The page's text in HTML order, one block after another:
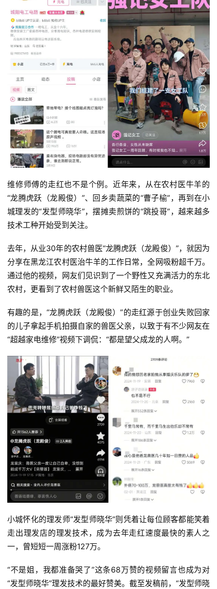
维修师傅的走红也不是个例。近年来，从在农村医牛羊的
“龙腾虎跃（龙殿俊）”、回乡卖蔬菜的“曹子榆”，再到在小
城理发的“发型师晓华”，摆摊卖煎饼的“跳投哥”，越来越多
技术工种开始受到关注。
去年，从业30年的农村兽医“龙腾虎跃（龙殿俊）”，就因为
分享在黑龙江农村医治牛羊的工作日常，全网吸粉超千万。
通过他的视频，网友们见识到了一个野性又充满活力的东北
农村，更看到了农村兽医这个新鲜又陌生的职业。
有趣的是，“龙腾虎跃（龙殿俊）”的走红源于创业失败回家
的儿子拿起手机拍摄自家的兽医父亲，以致于有不少网友在
“超越家电维修”视频下调侃：“都是望父成龙的人啊。”
小城怀化的理发师“发型师晓华”则凭着让每位顾客都能笑着
走出理发店的理发技术，成为去年走红速度最快的素人之
一，曾短短一周涨粉127万。
“不是姐，我都准备哭了”这条68万赞的视频留言也成为对
“发型师晓华”理发技术的最好赞美。截至发稿前，“发型师晓